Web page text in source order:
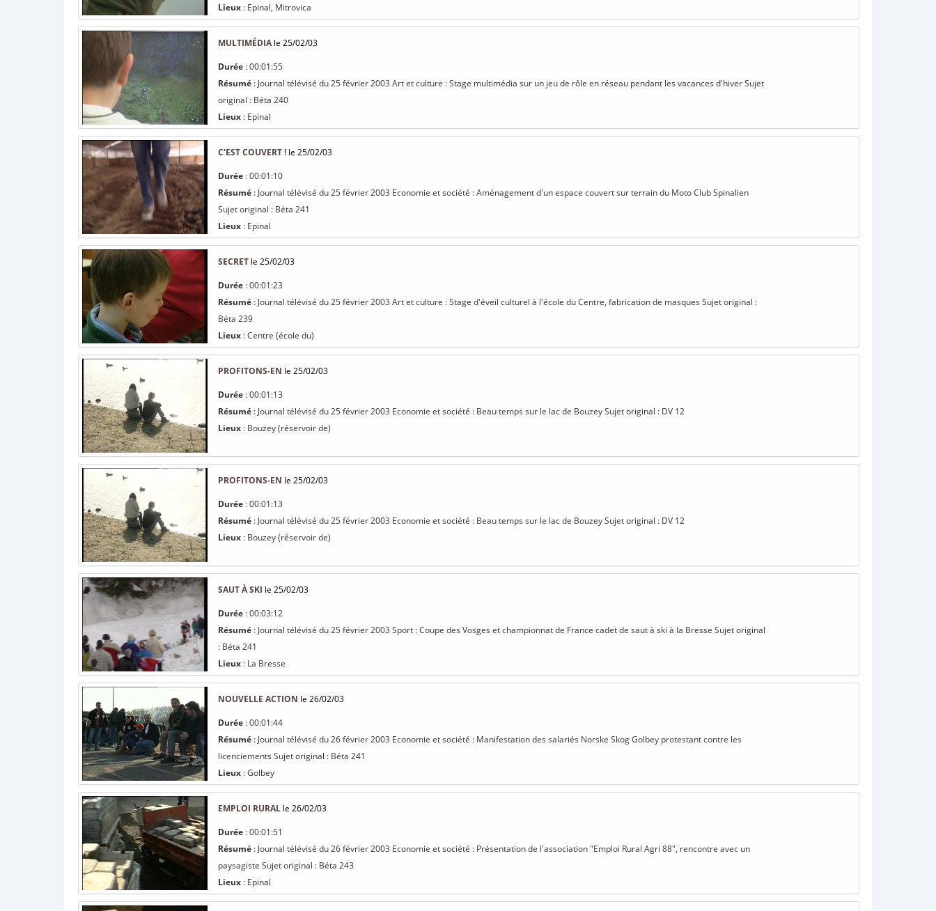
Lieux : Epinal, Mitrovica
MULTIMÉDIA le 25/02/03
Durée : 00:01:55
Résumé : Journal télévisé du 25 février 2003 Art et culture : Stage multimédia sur un jeu de rôle en réseau pendant les vacances d'hiver Sujet
original : Béta 240
Lieux : Epinal
C'EST COUVERT ! le 25/02/03
Durée : 00:01:10
Résumé : Journal télévisé du 25 février 2003 Economie et société : Aménagement d'un espace couvert sur terrain du Moto Club Spinalien
Sujet original : Béta 241
Lieux : Epinal
SECRET le 25/02/03
Durée : 00:01:23
Résumé : Journal télévisé du 25 février 2003 Art et culture : Stage d'éveil culturel à l'école du Centre, fabrication de masques Sujet original :
Béta 239
Lieux : Centre (école du)
PROFITONS-EN le 25/02/03
Durée : 00:01:13
Résumé : Journal télévisé du 25 février 2003 Economie et société : Beau temps sur le lac de Bouzey Sujet original : DV 12
Lieux : Bouzey (réservoir de)
PROFITONS-EN le 25/02/03
Durée : 00:01:13
Résumé : Journal télévisé du 25 février 2003 Economie et société : Beau temps sur le lac de Bouzey Sujet original : DV 12
Lieux : Bouzey (réservoir de)
SAUT À SKI le 25/02/03
Durée : 00:03:12
Résumé : Journal télévisé du 25 février 2003 Sport : Coupe des Vosges et championnat de France cadet de saut à ski à la Bresse Sujet original
: Béta 241
Lieux : La Bresse
NOUVELLE ACTION le 26/02/03
Durée : 00:01:44
Résumé : Journal télévisé du 26 février 2003 Economie et société : Manifestation des salariés Norske Skog Golbey protestant contre les
licenciements Sujet original : Béta 241
Lieux : Golbey
EMPLOI RURAL le 26/02/03
Durée : 00:01:51
Résumé : Journal télévisé du 26 février 2003 Economie et société : Présentation de l'association "Emploi Rural Agri 88", rencontre avec un
paysagiste Sujet original : Béta 243
Lieux : Epinal